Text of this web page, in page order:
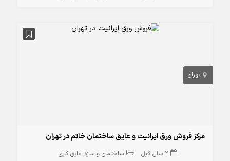
تهران
مرکز فروش ورق ایرانیت و عایق ساختمان خاتم در تهران
2 سال قبل ساختمان و سازه عایق کاری